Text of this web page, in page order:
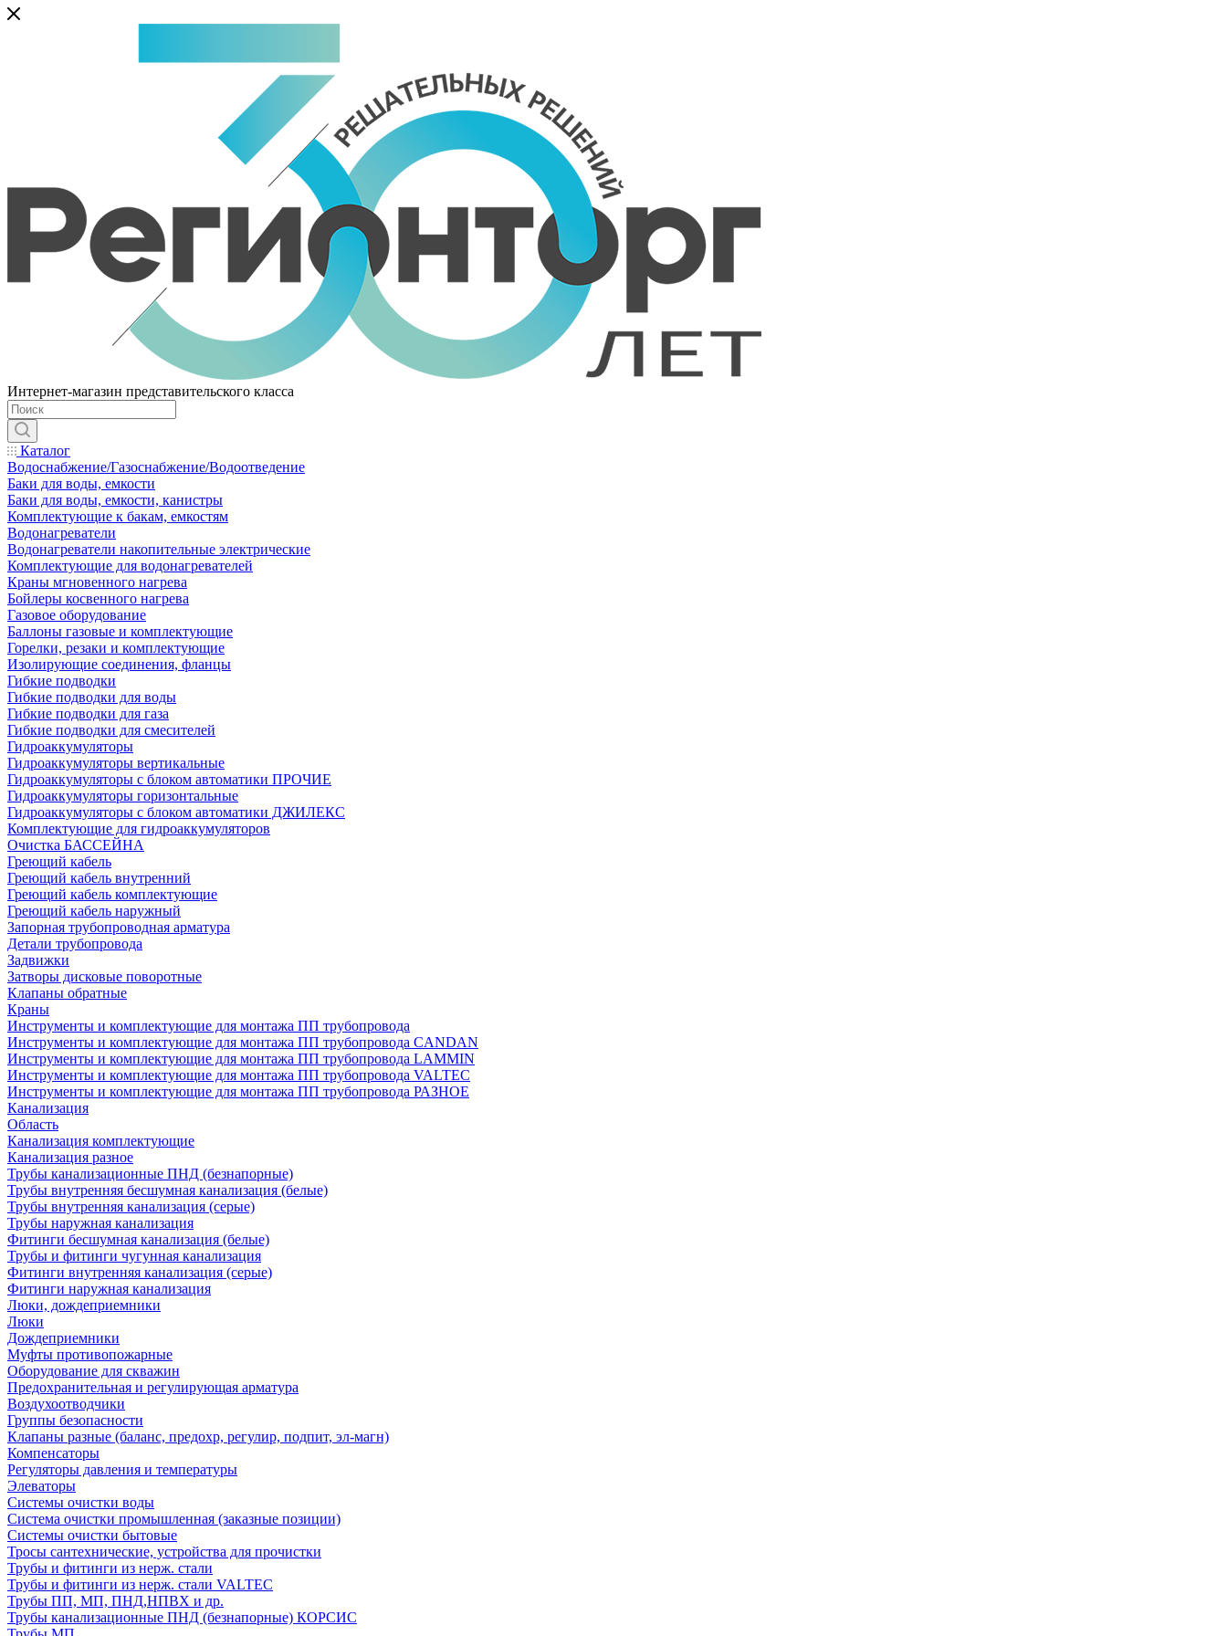
Интернет-магазин представительского класса
Каталог
Водоснабжение/Газоснабжение/Водоотведение
Баки для воды, емкости
Баки для воды, емкости, канистры
Комплектующие к бакам, емкостям
Водонагреватели
Водонагреватели накопительные электрические
Комплектующие для водонагревателей
Краны мгновенного нагрева
Бойлеры косвенного нагрева
Газовое оборудование
Баллоны газовые и комплектующие
Горелки, резаки и комплектующие
Изолирующие соединения, фланцы
Гибкие подводки
Гибкие подводки для воды
Гибкие подводки для газа
Гибкие подводки для смесителей
Гидроаккумуляторы
Гидроаккумуляторы вертикальные
Гидроаккумуляторы с блоком автоматики ПРОЧИЕ
Гидроаккумуляторы горизонтальные
Гидроаккумуляторы с блоком автоматики ДЖИЛЕКС
Комплектующие для гидроаккумуляторов
Очистка БАССЕЙНА
Греющий кабель
Греющий кабель внутренний
Греющий кабель комплектующие
Греющий кабель наружный
Запорная трубопроводная арматура
Детали трубопровода
Задвижки
Затворы дисковые поворотные
Клапаны обратные
Краны
Инструменты и комплектующие для монтажа ПП трубопровода
Инструменты и комплектующие для монтажа ПП трубопровода CANDAN
Инструменты и комплектующие для монтажа ПП трубопровода LAMMIN
Инструменты и комплектующие для монтажа ПП трубопровода VALTEC
Инструменты и комплектующие для монтажа ПП трубопровода РАЗНОЕ
Канализация
Область
Канализация комплектующие
Канализация разное
Трубы канализационные ПНД (безнапорные)
Трубы внутренняя бесшумная канализация (белые)
Трубы внутренняя канализация (серые)
Трубы наружная канализация
Фитинги бесшумная канализация (белые)
Трубы и фитинги чугунная канализация
Фитинги внутренняя канализация (серые)
Фитинги наружная канализация
Люки, дождеприемники
Люки
Дождеприемники
Муфты противопожарные
Оборудование для скважин
Предохранительная и регулирующая арматура
Воздухоотводчики
Группы безопасности
Клапаны разные (баланс, предохр, регулир, подпит, эл-магн)
Компенсаторы
Регуляторы давления и температуры
Элеваторы
Системы очистки воды
Система очистки промышленная (заказные позиции)
Системы очистки бытовые
Тросы сантехнические, устройства для прочистки
Трубы и фитинги из нерж. стали
Трубы и фитинги из нерж. стали VALTEC
Трубы ПП, МП, ПНД,НПВХ и др.
Трубы канализационные ПНД (безнапорные) КОРСИС